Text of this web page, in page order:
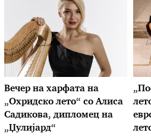
Вечер на харфата на
„Охридско лето“ со Алиса
Садикова, дипломец на
„Џулијард“